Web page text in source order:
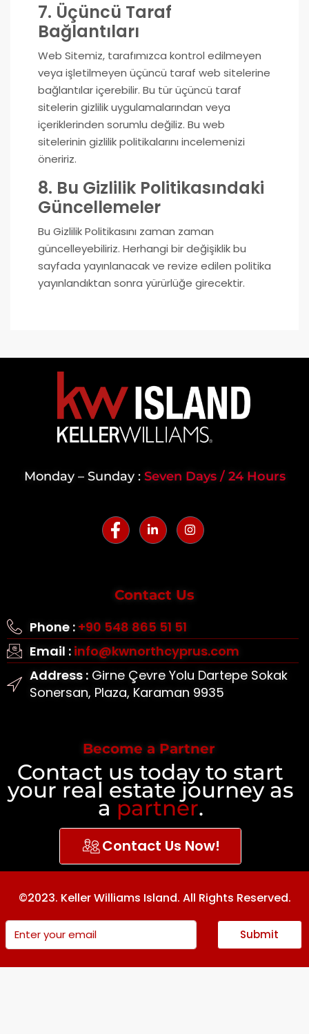
7. Üçüncü Taraf
Bağlantıları
Web Sitemiz, tarafımızca kontrol edilmeyen
veya işletilmeyen üçüncü taraf web sitelerine
bağlantılar içerebilir. Bu tür üçüncü taraf
sitelerin gizlilik uygulamalarından veya
içeriklerinden sorumlu değiliz. Bu web
sitelerinin gizlilik politikalarını incelemenizi
öneririz.
8. Bu Gizlilik Politikasındaki
Güncellemeler
Bu Gizlilik Politikasını zaman zaman
güncelleyebiliriz. Herhangi bir değişiklik bu
sayfada yayınlanacak ve revize edilen politika
yayınlandıktan sonra yürürlüğe girecektir.
Monday – Sunday : Seven Days / 24 Hours
Contact Us
Phone : +90 548 865 51 51
Email : info@kwnorthcyprus.com
Address :Girne Çevre Yolu Dartepe Sokak
Sonersan, Plaza, Karaman 9935
Become a Partner
Contact us today to start
your real estate journey as
a partner.
Contact Us Now!
©2023. Keller Williams Island. All Rights Reserved.
Submit